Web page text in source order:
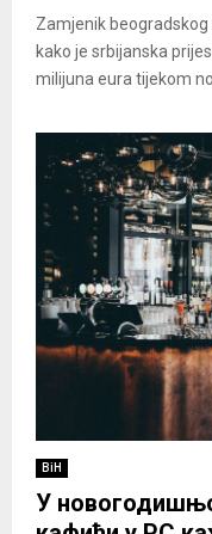
Zamjenik beogradskog
kako je srbijanska
milijuna eura tijekom
BiH
У